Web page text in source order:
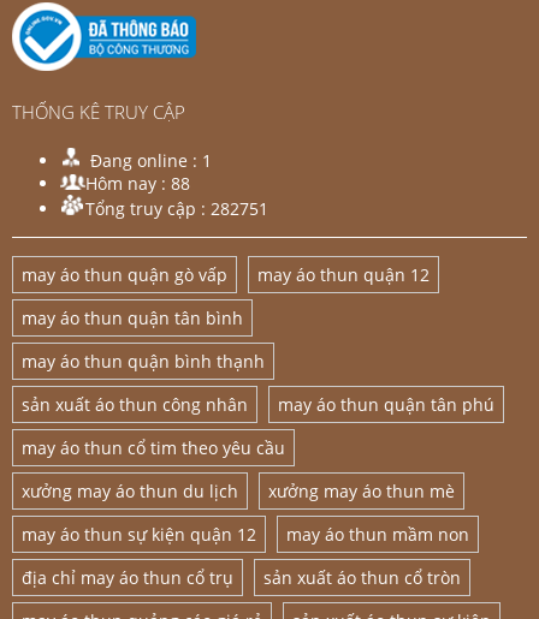
THỐNG KÊ TRUY CẬP
Đang online : 1
Hôm nay : 88
Tổng truy cập : 282751
may áo thun quận gò vấp
may áo thun quận 12
may áo thun quận tân bình
may áo thun quận bình thạnh
sản xuất áo thun công nhân
may áo thun quận tân phú
may áo thun cổ tim theo yêu cầu
xưởng may áo thun du lịch
xưởng may áo thun mè
may áo thun sự kiện quận 12
may áo thun mầm non
địa chỉ may áo thun cổ trụ
sản xuất áo thun cổ tròn